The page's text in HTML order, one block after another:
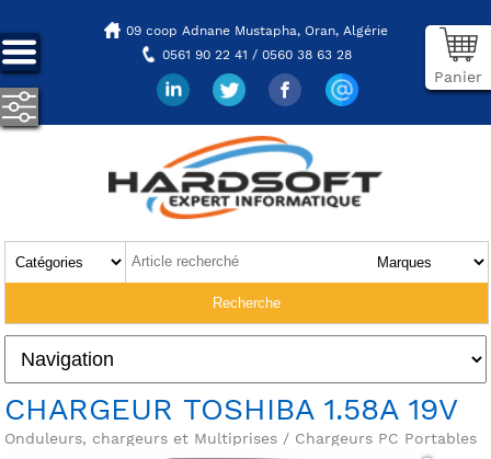
09 coop Adnane Mustapha, Oran, Algérie
0561 90 22 41 / 0560 38 63 28
Panier
CHARGEUR TOSHIBA 1.58A 19V
Onduleurs, chargeurs et Multiprises / Chargeurs PC Portables